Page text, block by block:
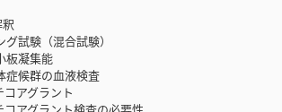
試験（混合試験）
凝集能
候群の血液検査
アグラント